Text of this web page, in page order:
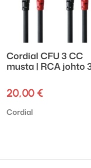
Cordial CFU 3 CC
musta | RCA johto
20,00 €
Tuotemerkki:
Cordial